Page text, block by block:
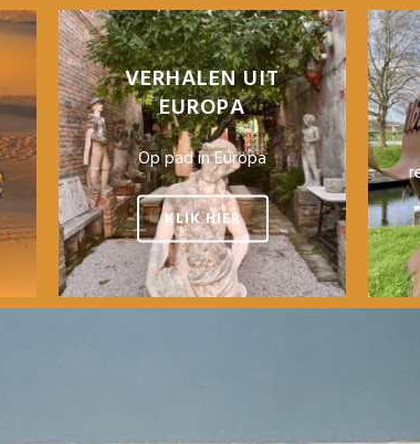
VERHALEN UIT
EUROPA
Op pad in Europa
KLIK HIER